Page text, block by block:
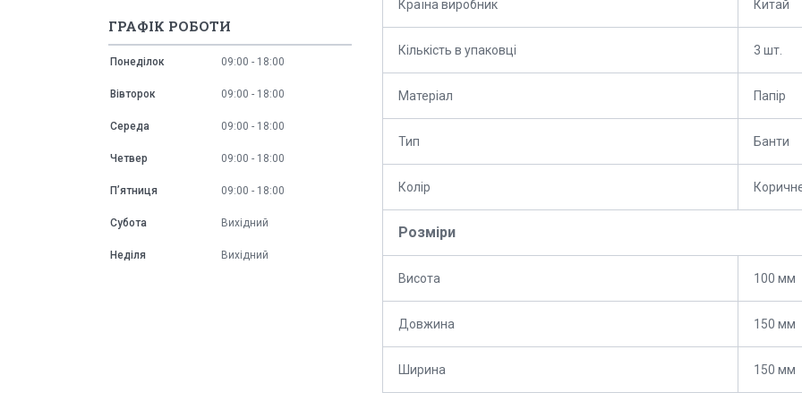
Країна виробник Китай
Кількість в упаковці 3 шт.
Матеріал Папір
Тип Банти
Колір
Розміри
Висота 100 мм
Довжина 150 мм
Ширина 150 мм
ГРАФІК РОБОТИ
Понеділок 09:00 18:00
Вівторок 09:00 18:00
Середа 09:00 18:00
Четвер 09:00 18:00
Пʼятниця 09:00 18:00
Субота Вихідний
Неділя Вихідний